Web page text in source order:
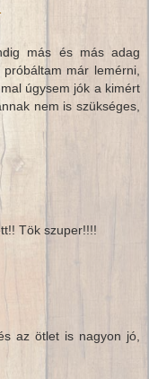
más és más adag
már lemérni,
úgysem jók a kimért
nem is szükséges,
Tök szuper!!!!
az ötlet is nagyon jó,